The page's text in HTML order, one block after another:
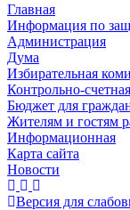
Главная
Информация по
Администрация
Дума
Избирательная
Контрольно-
Бюджет для
Жителям и гостям
Информационная
Карта сайта
Новости
Версия для